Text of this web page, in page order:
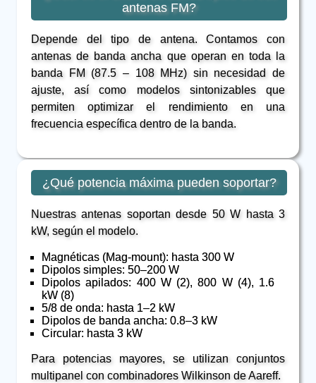
antenas FM?
Depende del tipo de antena. Contamos con
antenas de banda ancha que operan en toda la
banda FM (87.5 – 108 MHz) sin necesidad de
ajuste, así como modelos sintonizables que
permiten optimizar el rendimiento en una
frecuencia específica dentro de la banda.
¿Qué potencia máxima pueden soportar?
Nuestras antenas soportan desde 50 W hasta 3
kW, según el modelo.
Magnéticas (Mag-mount): hasta 300 W
Dipolos simples: 50–200 W
Dipolos apilados: 400 W (2), 800 W (4), 1.6
kW (8)
5/8 de onda: hasta 1–2 kW
Dipolos de banda ancha: 0.8–3 kW
Circular: hasta 3 kW
Para potencias mayores, se utilizan conjuntos
multipanel con combinadores Wilkinson de Aareff.